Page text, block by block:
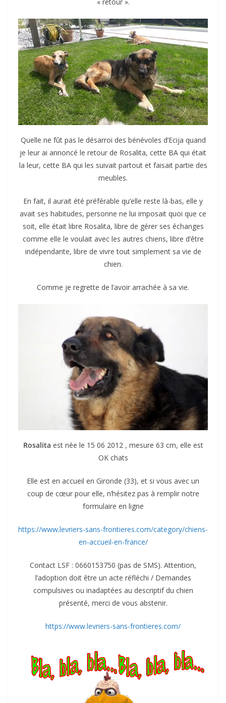
Quelle ne fût pas le désarroi des bénévoles d’Ecija quand
je leur ai annoncé le retour de Rosalita, cette BA qui était
la leur, cette BA qui les suivait partout et faisait partie des
meubles.
En fait, il aurait été préférable qu’elle reste là-bas, elle y
avait ses habitudes, personne ne lui imposait quoi que ce
soit, elle était libre Rosalita, libre de gérer ses échanges
comme elle le voulait avec les autres chiens, libre d’être
indépendante, libre de vivre tout simplement sa vie de
chien.
Comme je regrette de l’avoir arrachée à sa vie.
Rosalita est née le 15 06 2012 , mesure 63 cm, elle est
OK chats
Elle est en accueil en Gironde (33), et si vous avec un
coup de cœur pour elle, n’hésitez pas à remplir notre
formulaire en ligne
https://www.levriers-sans-frontieres.com/category/chiens-
en-accueil-en-france/
Contact LSF : 0660153750 (pas de SMS). Attention,
l’adoption doit être un acte réfléchi / Demandes
compulsives ou inadaptées au descriptif du chien
présenté, merci de vous abstenir.
https://www.levriers-sans-frontieres.com/